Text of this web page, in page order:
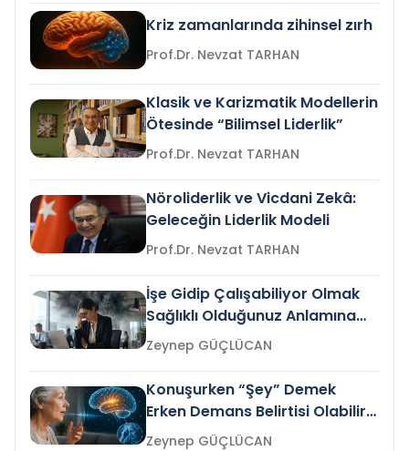
Kriz zamanlarında zihinsel zırh
Prof.Dr. Nevzat TARHAN
Klasik ve Karizmatik Modellerin
Ötesinde “Bilimsel Liderlik”
Prof.Dr. Nevzat TARHAN
Nöroliderlik ve Vicdani Zekâ:
Geleceğin Liderlik Modeli
Prof.Dr. Nevzat TARHAN
İşe Gidip Çalışabiliyor Olmak
Sağlıklı Olduğunuz Anlamına
Gelir mi?Zeynep GÜÇLÜCAN
Konuşurken “Şey” Demek
Erken Demans Belirtisi Olabilir
mi?
Zeynep GÜÇLÜCAN